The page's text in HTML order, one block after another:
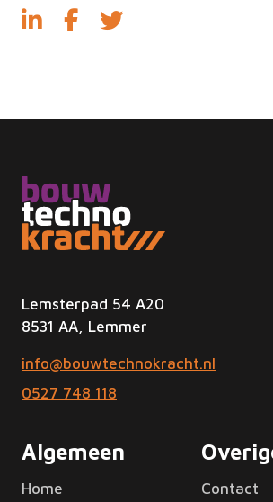
Lemsterpad 54 A20
8531 AA, Lemmer
info@bouwtechnokracht.nl
0527 748 118
Algemeen
Home Contact